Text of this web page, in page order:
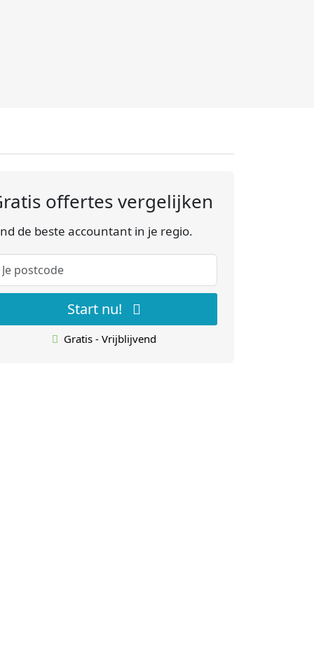
offertes vergelijken
de beste accountant in je regio.
Start nu!
Gratis - Vrijblijvend